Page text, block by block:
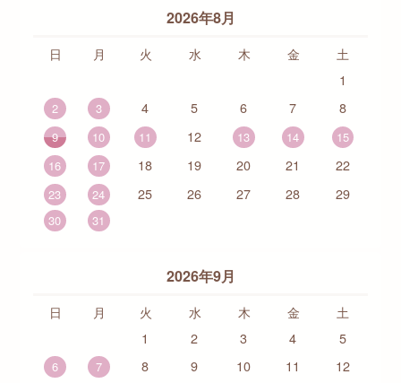
2026年8月
日 月 火 水 木 金
土
1
2 3 4 5 6 7 8
9 10 11 12 13 14
15
16
17 18 19 20 21 22
23 24 25 26 27 28 29
30 31
2026年9月
日 月 火 水 木 金
土
1
2 3 4 5
6 7 8 9 10 11 12